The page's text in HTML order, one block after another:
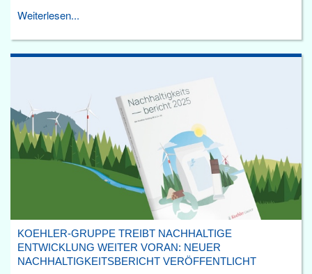
Weiterlesen...
KOEHLER-GRUPPE TREIBT NACHHALTIGE
ENTWICKLUNG WEITER VORAN: NEUER
NACHHALTIGKEITSBERICHT VERÖFFENTLICHT